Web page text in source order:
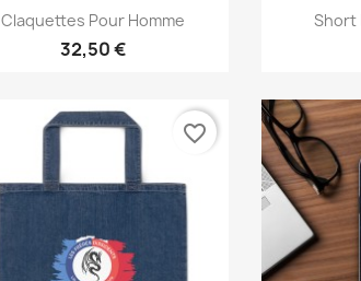
Aperçu rapide
Claquettes Pour Homme
32,50 €

Short
favorite_border